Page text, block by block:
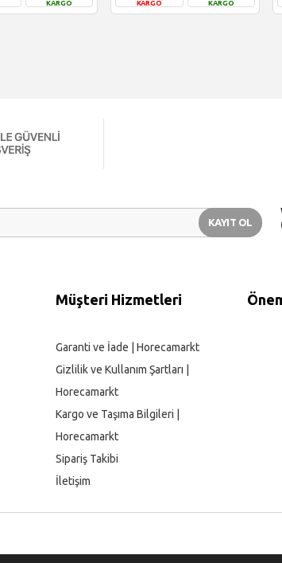
KARGO
KARGO
KARGO
KAYIT OL
Müşteri Hizmetleri
Garanti ve İade | Horecamarkt
Gizlilik ve Kullanım Şartları |
Horecamarkt
Kargo ve Taşıma Bilgileri |
Horecamarkt
Sipariş Takibi
İletişim